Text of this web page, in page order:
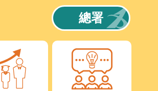
總署